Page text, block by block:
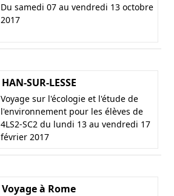
Du samedi 07 au vendredi 13 octobre
2017
HAN-SUR-LESSE
Voyage sur l'écologie et l'étude de
l'environnement pour les élèves de
4LS2-SC2 du lundi 13 au vendredi 17
février 2017
Voyage à Rome